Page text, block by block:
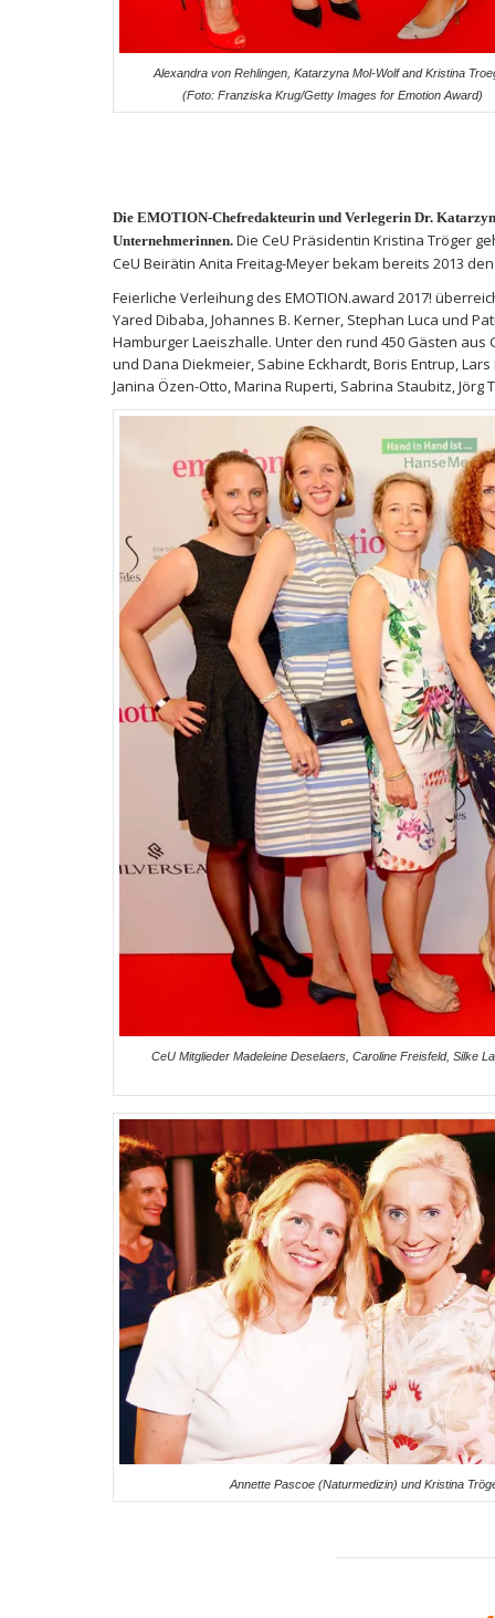
Alexandra von Rehlingen, Katarzyna Mol-Wolf and Kristina
(Foto: Franziska Krug/Getty Images for Emotion Award)
Die EMOTION-Chefredakteurin und Verlegerin Dr.
Unternehmerinnen. Die CeU Präsidentin Kristina Tröger
CeU Beirätin Anita Freitag-Meyer bekam bereits 2013
Feierliche Verleihung des EMOTION.award 2017!
Yared Dibaba, Johannes B. Kerner, Stephan Luca und
Hamburger Laeiszhalle. Unter den rund 450 Gästen
und Dana Diekmeier, Sabine Eckhardt, Boris Entrup,
Janina Özen-Otto, Marina Ruperti, Sabrina Staubitz,
CeU Mitglieder Madeleine Deselaers, Caroline Freisfeld, Silke
Annette Pascoe (Naturmedizin) und Kristina